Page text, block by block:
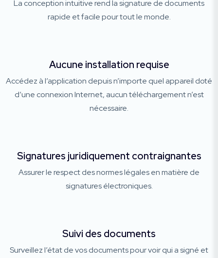
La conception intuitive rend la signature de documents
rapide et facile pour tout le monde.
Aucune installation requise
Accédez à l’application depuis n’importe quel appareil doté
d’une connexion Internet, aucun téléchargement n’est
nécessaire.
Signatures juridiquement contraignantes
Assurer le respect des normes légales en matière de
signatures électroniques.
Suivi des documents
Surveillez l’état de vos documents pour voir qui a signé et